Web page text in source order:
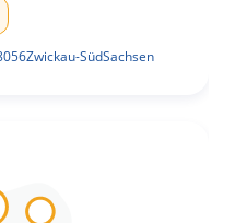
Zwickau-SüdSachsen